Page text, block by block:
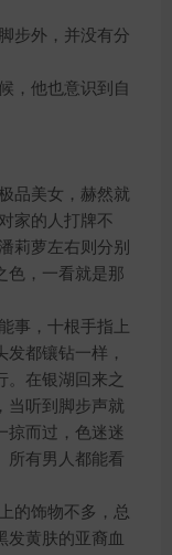
步外，并没有分
他也意识到自
品美女，赫然就
家的人打牌不
莉萝左右则分别
色，一看就是那
，十根手指上
都镶钻一样，
。在银湖回来之
当听到脚步声就
掠而过，色迷迷
所有男人都能看
的饰物不多，总
发黄肤的亚裔血